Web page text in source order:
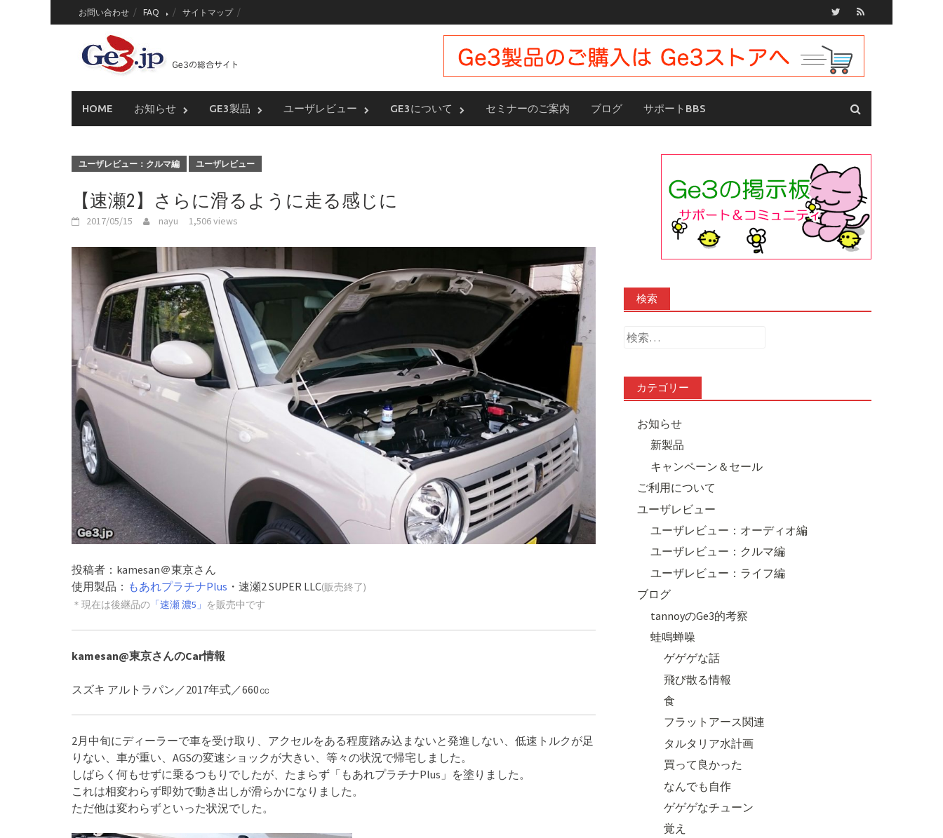
to
お問い合わせ FAQ サイトマップ
HOME お知らせ GE3製品 ユーザレビュー GE3について セミナーのご案内 ブログ サポートBBS
ユーザレビュー：クルマ編 ユーザレビュー
【速瀬2】さらに滑るように走る感じに
2017/05/15 nayu 1,506 views
投稿者：kamesan＠東京さん
使用製品： もあれプラチナPlus ・速瀬2 SUPER LLC(販売終了)
＊現在は後継品の 「速瀬 濃5」 を販売中です
kamesan@東京さんのCar情報
スズキ アルトラパン／2017年式／660㏄
2月中旬にディーラーで車を受け取り、アクセルをある程度踏み込まないと発進しない、低速トルクが足
りない、車が重い、AGSの変速ショックが大きい、等々の状況で帰宅しました。
しばらく何もせずに乗るつもりでしたが、たまらず「もあれプラチナPlus」を塗りました。
これは相変わらず即効で動き出しが滑らかになりました。
ただ他は変わらずといった状況でした。
検索
検
カテゴリー
お知らせ
新製品
キャンペーン＆セール
ご利用について
ユーザレビュー
ユーザレビュー：オーディオ編
ユーザレビュー：クルマ編
ユーザレビュー：ライフ編
ブログ
tannoyのGe3的考察
蛙鳴蝉噪
ゲゲゲな話
飛び散る情報
食
フラットアース関連
タルタリア水計画
買って良かった
なんでも自作
ゲゲゲなチューン
覚え